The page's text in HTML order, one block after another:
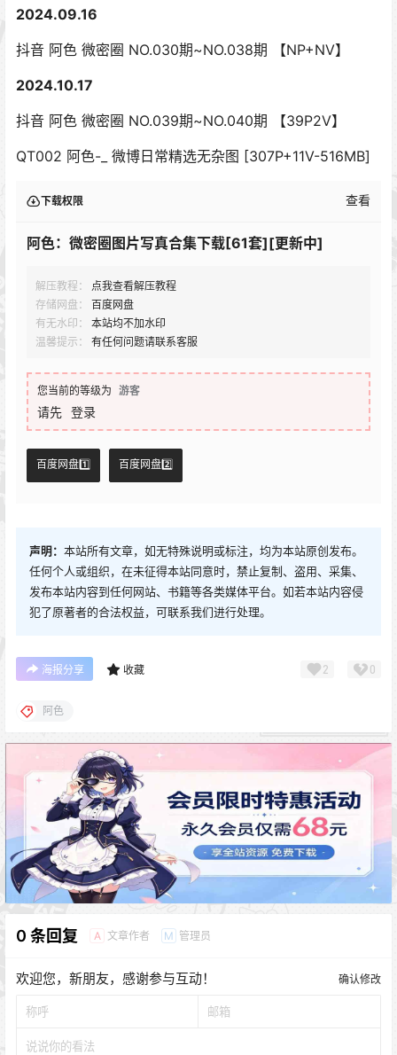
2024.09.16
抖音 阿色 微密圈 NO.030期~NO.038期 【NP+NV】
2024.10.17
抖音 阿色 微密圈 NO.039期~NO.040期 【39P2V】
QT002 阿色-_ 微博日常精选无杂图 [307P+11V-516MB]
下载权限 查看
阿色：微密圈图片写真合集下载[61套][更新中]
解压教程：
点我查看解压教程
存储网盘：
百度网盘
有无水印：
本站均不加水印
温馨提示：
有任何问题请联系客服
您当前的等级为 游客
请先 登录
百度网盘1️⃣ 百度网盘2️⃣
声明： 本站所有文章，如无特殊说明或标注，均为本站原创发布。
任何个人或组织，在未征得本站同意时，禁止复制、盗用、采集、
发布本站内容到任何网站、书籍等各类媒体平台。如若本站内容侵
犯了原著者的合法权益，可联系我们进行处理。
海报分享 收藏 2 0
阿色
0 条回复 A 文章作者 M 管理员
欢迎您，新朋友，感谢参与互动！ 确认修改